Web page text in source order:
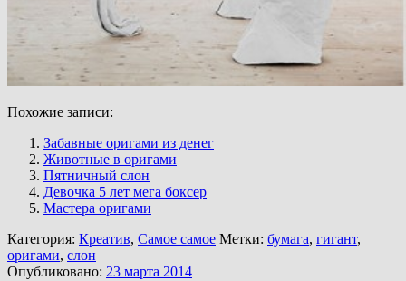
Похожие записи:
Забавные оригами из денег
Животные в оригами
Пятничный слон
Девочка 5 лет мега боксер
Мастера оригами
Категория: Креатив, Самое самое Метки: бумага, гигант,
оригами, слон
Опубликовано: 23 марта 2014